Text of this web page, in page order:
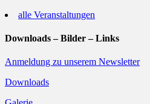
alle Veranstaltungen
Downloads – Bilder – Links
Anmeldung zu unserem Newsletter
Downloads